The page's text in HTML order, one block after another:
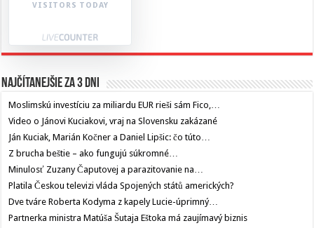
VISITORS TODAY
Najčítanejšie za 3 dni
Moslimskú investíciu za miliardu EUR rieši sám Fico,…
Video o Jánovi Kuciakovi, vraj na Slovensku zakázané
Ján Kuciak, Marián Kočner a Daniel Lipšic: čo túto…
Z brucha beštie – ako fungujú súkromné…
Minulosť Zuzany Čaputovej a parazitovanie na…
Platila Českou televizi vláda Spojených států amerických?
Dve tváre Roberta Kodyma z kapely Lucie-úprimný…
Partnerka ministra Matúša Šutaja Eštoka má zaujímavý biznis